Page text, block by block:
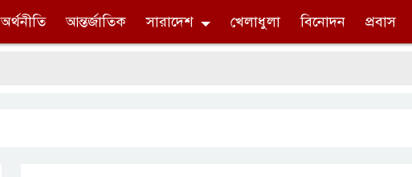
অর্থনীতি আন্তর্জাতিক সারাদেশ খেলাধুলা বিনোদন প্রবাস